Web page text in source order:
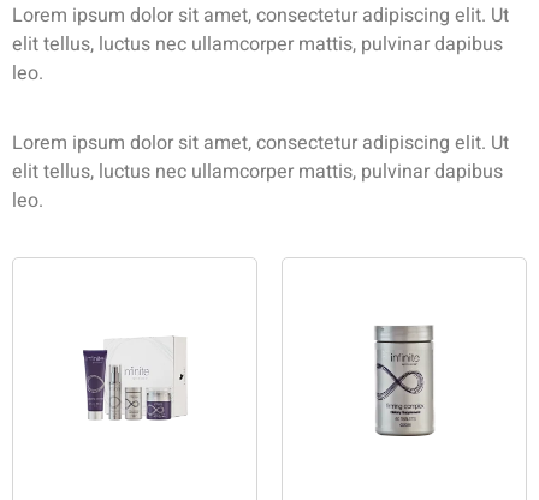
Lorem ipsum dolor sit amet, consectetur adipiscing elit. Ut
elit tellus, luctus nec ullamcorper mattis, pulvinar dapibus
leo.
Lorem ipsum dolor sit amet, consectetur adipiscing elit. Ut
elit tellus, luctus nec ullamcorper mattis, pulvinar dapibus
leo.